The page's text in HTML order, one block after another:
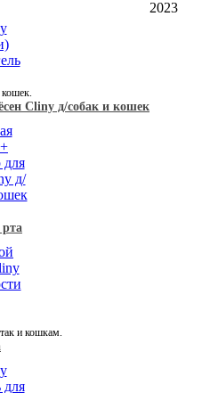
кошек.
Cliny д/собак и кошек
и кошкам.
2023